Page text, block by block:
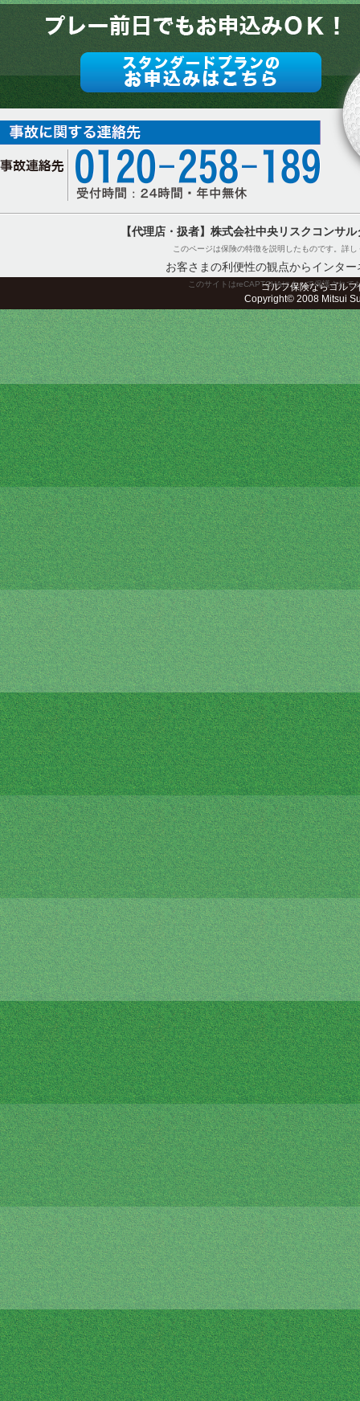
【代理店・扱者】株式会社中央リスクコンサ
このページは保険の特徴を説明したものです。詳
お客さまの利便性の観点からインタ
このサイトはreCAPTCHAによって保護されて
ゴルフ保険ならゴル
Copyright© 2008 Mitsui